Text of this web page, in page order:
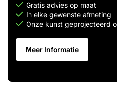
Gratis advies op maat
In elke gewenste afmeting
Onze kunst geprojecteerd
Meer Informatie